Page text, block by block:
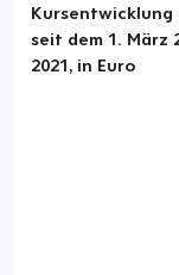
Kursentwicklung
seit dem 1. März
2021, in Euro